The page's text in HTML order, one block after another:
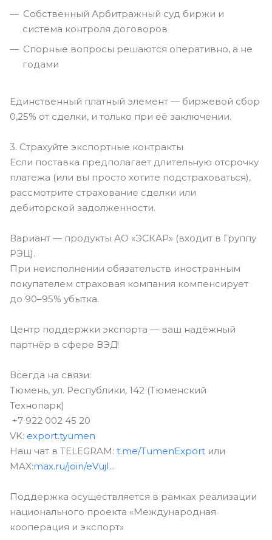
Собственный Арбитражный суд биржи и
система контроля договоров
Спорные вопросы решаются оперативно, а не
годами
Единственный платный элемент — биржевой сбор
0,25% от сделки, и только при её заключении.
3. Страхуйте экспортные контракты
Если поставка предполагает длительную отсрочку
платежа (или вы просто хотите подстраховаться),
рассмотрите страхование сделки или
дебиторской задолженности.
Вариант — продукты АО «ЭСКАР» (входит в Группу
РЭЦ).
При неисполнении обязательств иностранным
покупателем страховая компания компенсирует
до 90–95% убытка.
Центр поддержки экспорта — ваш надёжный
партнёр в сфере ВЭД!
Всегда на связи:
Тюмень, ул. Республики, 142 (Тюменский
Технопарк)
+7 922 002 45 20
VK: export.tyumen
Наш чат в TELEGRAM: t.me/TumenExport или
MAX:max.ru/join/eVujI...
Поддержка осуществляется в рамках реализации
национального проекта «Международная
кооперация и экспорт»